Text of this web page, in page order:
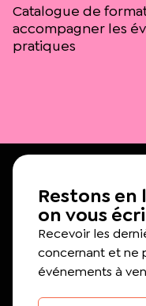
Catalogue de
accompagner les
pratiques
Restons en
on vous
Recevoir les
concernant et ne
événements à